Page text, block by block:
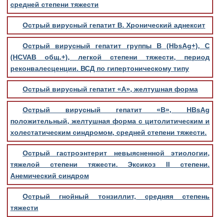
средней степени тяжести
Острый вирусный гепатит В. Хронический аднексит
Острый вирусный гепатит группы В (HbsAg+), C
(HCVAB общ.+), легкой степени тяжести, период
реконвалесценции. ВСД по гипертоническому типу
Острый вирусный гепатит «А», желтушная форма
Острый вирусный гепатит «В», HBsAg
положительный, желтушная форма с цитолитическим и
холестатическим синдромом, средней степени тяжести.
Острый гастроэнтерит невыясненной этиологии,
тяжелой степени тяжести. Эксикоз II степени.
Анемический синдром
Острый гнойный тонзиллит, средняя степень
тяжести